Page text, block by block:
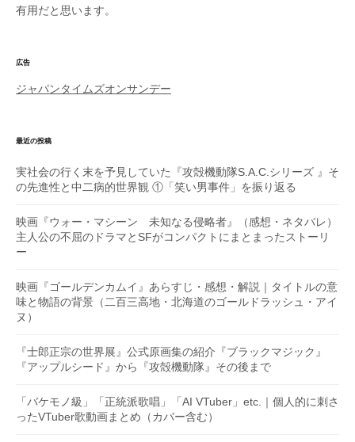
有用だと思います。
広告
ジャパンタイムズオンサンデー
最近の投稿
実社会の行く末を予見していた『攻殻機動隊S.A.C.シリーズ 』そ
の先進性と中二病的世界観 ①「笑い男事件」を振り返る
映画『ウォー・マシーン 未知なる侵略者』（感想・ネタバレ）
主人公の不屈のドラマとSFがコンパクトにまとまったストーリ
ー
映画『ゴールデンカムイ』あらすじ・感想・解説｜タイトルの意
味と物語の背景（二百三高地・北海道のゴールドラッシュ・アイ
ヌ）
『士郎正宗の世界展』公式原画集の紹介『ブラックマジック』
『アップルシード』から『攻殻機動隊』その後まで
「バケモノ級」「正統派歌唱」「AI VTuber」etc.｜個人的に刺さ
ったVTuber歌動画まとめ（カバー含む）